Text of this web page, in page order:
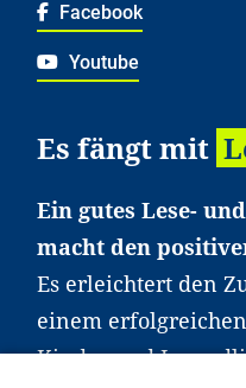
Facebook
Youtube
Es fängt mit
Ein gutes Lese-
macht den
Es erleichtert den
einem
Kinder und